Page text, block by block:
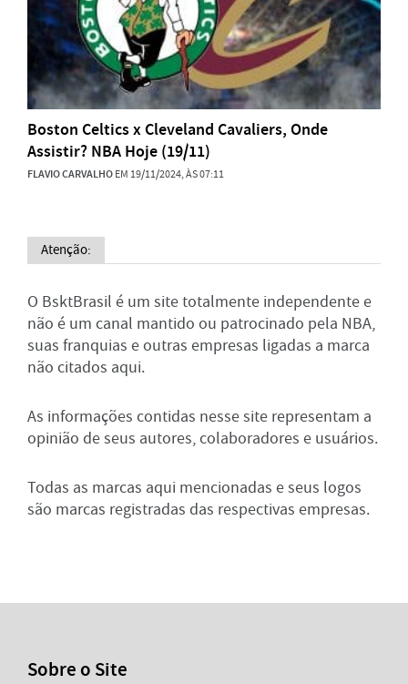
Boston Celtics x Cleveland Cavaliers, Onde
Assistir? NBA Hoje (19/11)
FLAVIO CARVALHOEM 19/11/2024, ÀS 07:11
Atenção:
O BsktBrasil é um site totalmente independente e
não é um canal mantido ou patrocinado pela NBA,
suas franquias e outras empresas ligadas a marca
não citados aqui.
As informações contidas nesse site representam a
opinião de seus autores, colaboradores e usuários.
Todas as marcas aqui mencionadas e seus logos
são marcas registradas das respectivas empresas.
Sobre o Site